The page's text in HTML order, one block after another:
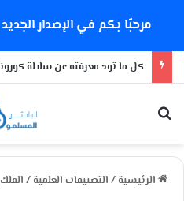
مرحبًا بكم في الإصدار
كل ما تود معرفته عن سلالة
الرئيسية / التصنيفات العلمية /